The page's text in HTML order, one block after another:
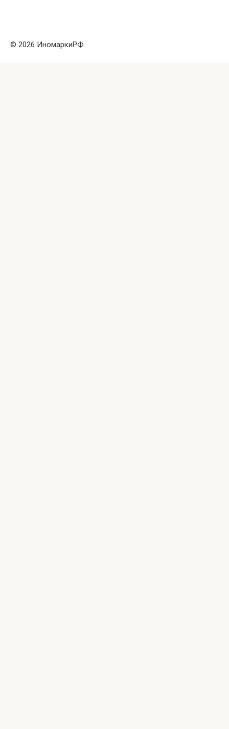
© 2026 ИномаркиРФ